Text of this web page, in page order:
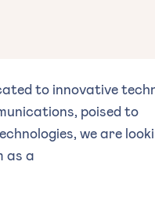
to innovative
poised to
we are
as a